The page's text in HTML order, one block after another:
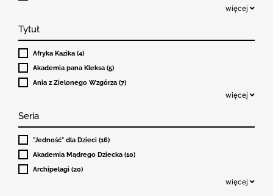
więcej
Tytuł
Afryka Kazika (4)
Akademia pana Kleksa (5)
Ania z Zielonego Wzgórza (7)
więcej
Seria
"Jedność" dla Dzieci (16)
Akademia Mądrego Dziecka (10)
Archipelagi (20)
więcej